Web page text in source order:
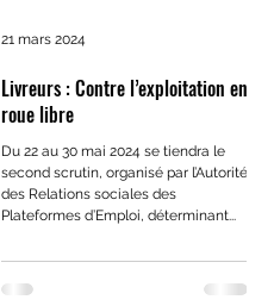
Livreurs : Contre l’exploitation en
roue libre
Du 22 au 30 mai 2024 se tiendra le
second scrutin, organisé par l’Autorité
des Relations sociales des
Plateformes d’Emploi, déterminant...
21 mars 2024